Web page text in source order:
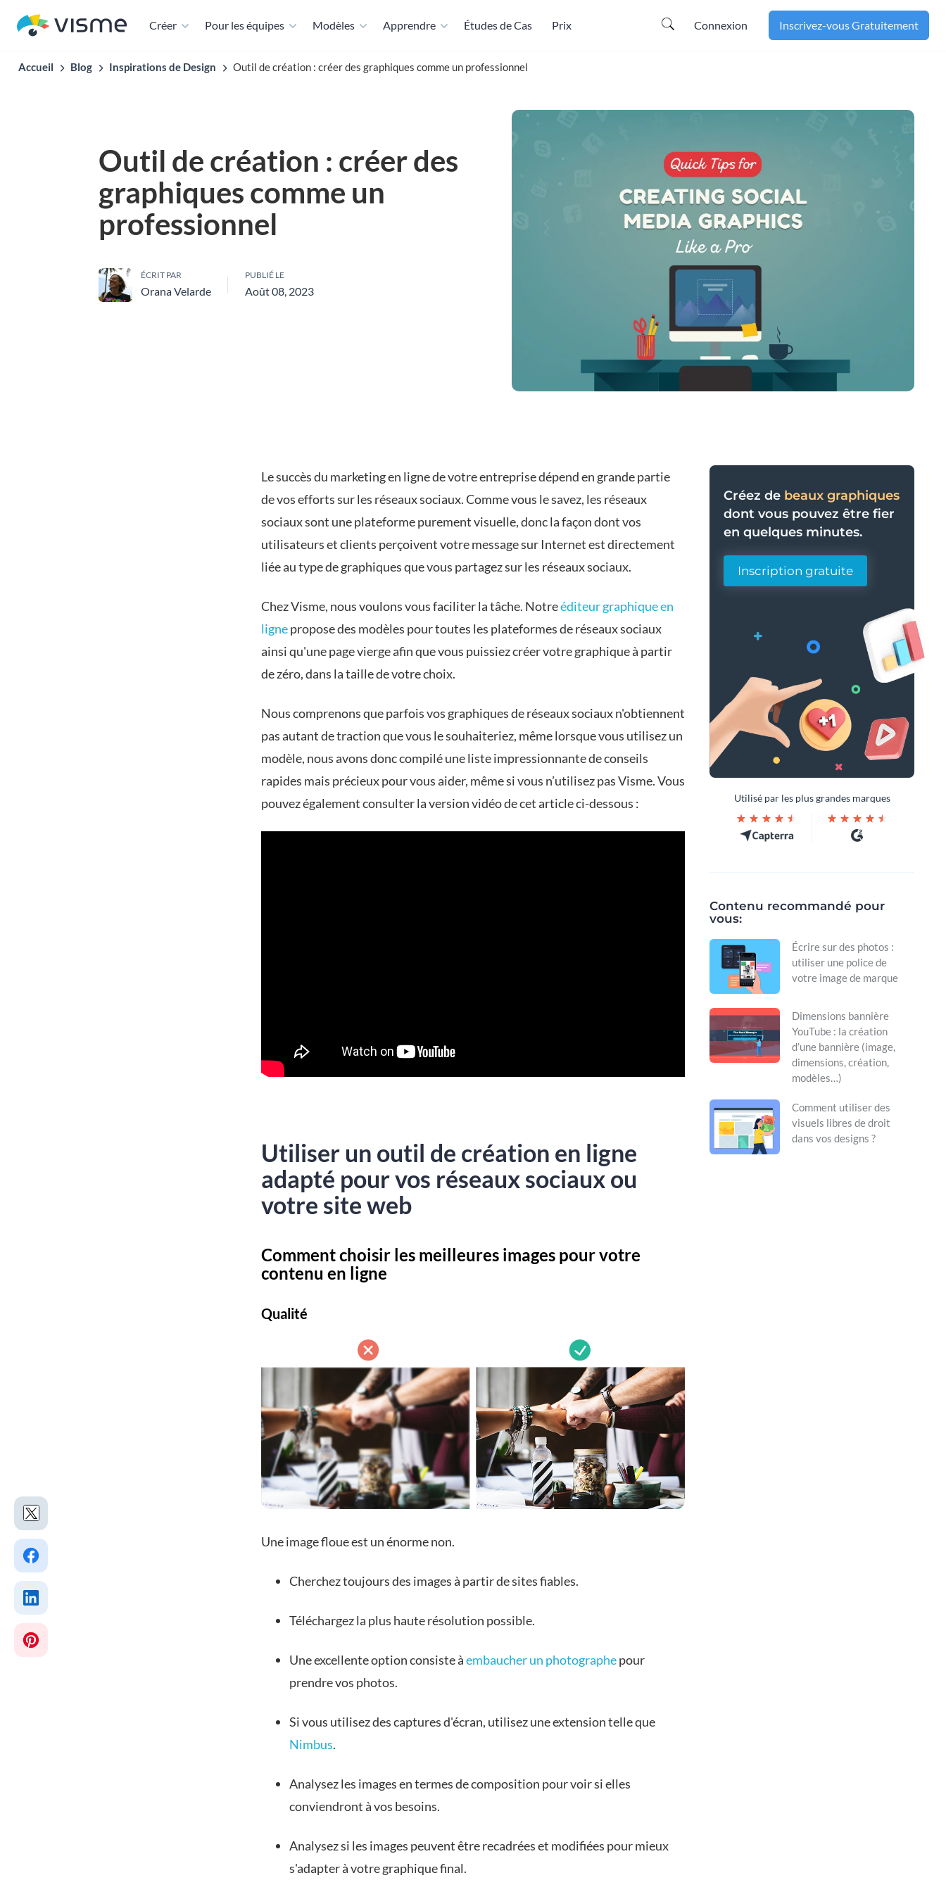
Créer Pour les équipes Modèles Apprendre Études de Cas Prix Connexion Inscrivez-vous Gratuitement
Accueil Blog Inspirations de Design Outil de création : créer des graphiques comme un professionnel
Outil de création : créer des
graphiques comme un
professionnel
ÉCRIT PAR
Orana Velarde
PUBLIÉ LE
Août 08, 2023
Le succès du marketing en ligne de votre entreprise dépend en grande partie
de vos efforts sur les réseaux sociaux. Comme vous le savez, les réseaux
sociaux sont une plateforme purement visuelle, donc la façon dont vos
utilisateurs et clients perçoivent votre message sur Internet est directement
liée au type de graphiques que vous partagez sur les réseaux sociaux.
Chez Visme, nous voulons vous faciliter la tâche. Notreéditeur graphique en
lignepropose des modèles pour toutes les plateformes de réseaux sociaux
ainsi qu'une page vierge afin que vous puissiez créer votre graphique à partir
de zéro, dans la taille de votre choix.
Nous comprenons que parfois vos graphiques de réseaux sociaux n'obtiennent
pas autant de traction que vous le souhaiteriez, même lorsque vous utilisez un
modèle, nous avons donc compilé une liste impressionnante de conseils
rapides mais précieux pour vous aider, même si vous n’utilisez pas Visme. Vous
pouvez également consulter la version vidéo de cet article ci-dessous :
Utiliser un outil de création en ligne
adapté pour vos réseaux sociaux ou
votre site web
Comment choisir les meilleures images pour votre
contenu en ligne
Qualité
Une image floue est un énorme non.
Cherchez toujours des images à partir de sites fiables.
Téléchargez la plus haute résolution possible.
Une excellente option consiste àembaucher un photographepour
prendre vos photos.
Si vous utilisez des captures d'écran, utilisez une extension telle que
Nimbus.
Analysez les images en termes de composition pour voir si elles
conviendront à vos besoins.
Analysez si les images peuvent être recadrées et modifiées pour mieux
s'adapter à votre graphique final.
Créez de beaux graphiques
dont vous pouvez être fier
en quelques minutes.
Inscription gratuite
Utilisé par les plus grandes marques
Contenu recommandé pour
vous:
Écrire sur des photos :
utiliser une police de
votre image de marque
Dimensions bannière
YouTube : la création
d’une bannière (image,
dimensions, création,
modèles…)
Comment utiliser des
visuels libres de droit
dans vos designs ?